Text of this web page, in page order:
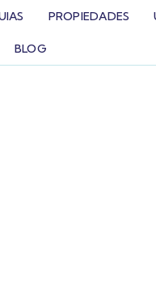
PROPIEDADES
BLOG